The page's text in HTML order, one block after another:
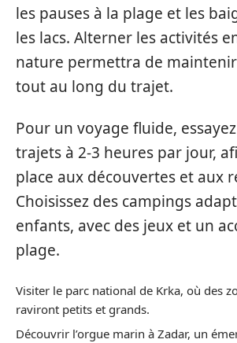
les pauses à la plage et les
les lacs. Alterner les activités
nature permettra de
tout au long du trajet.
Pour un voyage fluide,
trajets à 2-3 heures par jour,
place aux découvertes et aux
Choisissez des campings
enfants, avec des jeux et un
plage.
Visiter le parc national de Krka, où des
raviront petits et grands.
Découvrir l’orgue marin à Zadar, un